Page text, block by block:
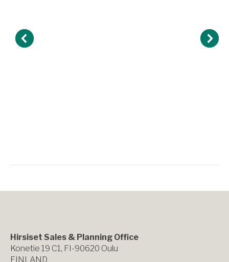
Hirsiset Sales & Planning Office
Konetie 19 C1, FI-90620 Oulu
FINLAND